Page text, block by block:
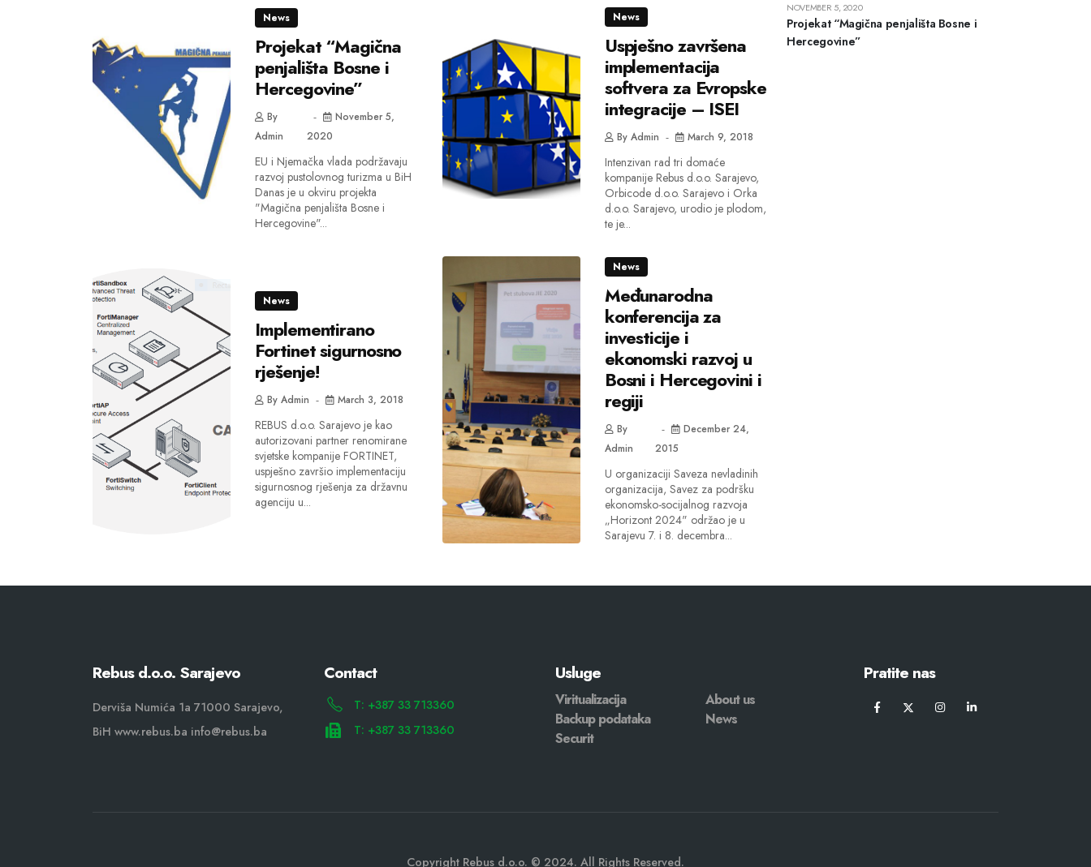
News
Projekat “Magična
penjališta Bosne i
Hercegovine”
By
Admin
November 5,
2020
EU i Njemačka vlada podržavaju
razvoj pustolovnog turizma u BiH
Danas je u okviru projekta
"Magična penjališta Bosne i
Hercegovine"...
News
Uspješno završena
implementacija
softvera za Evropske
integracije – ISEI
By Admin March 9, 2018
Intenzivan rad tri domaće
kompanije Rebus d.o.o. Sarajevo,
Orbicode d.o.o. Sarajevo i Orka
d.o.o. Sarajevo, urodio je plodom,
te je...
News
Implementirano
Fortinet sigurnosno
rješenje!
ByAdmin March 3, 2018
REBUS d.o.o. Sarajevo je kao
autorizovani partner renomirane
svjetske kompanije FORTINET,
uspješno završio implementaciju
sigurnosnog rješenja za državnu
agenciju u...
News
Međunarodna
konferencija za
investicije i
ekonomski razvoj u
Bosni i Hercegovini i
regiji
By
Admin
December 24,
2015
U organizaciji Saveza nevladinih
organizacija, Savez za podršku
ekonomsko-socijalnog razvoja
„Horizont 2024" održao je u
Sarajevu 7. i 8. decembra...
Projekat “Magična penjališta Bosne i
Hercegovine”
NOVEMBER 5, 2020
Rebus d.o.o. Sarajevo
Derviša Numića 1a 71000 Sarajevo,
BiH www.rebus.ba info@rebus.ba
Contact
T: +387 33 713360
T: +387 33 713360
Usluge
Viritualizacija
Backup podataka
Securit
About us
News
Pratite nas
Copyright Rebus d.o.o. © 2024. All Rights Reserved.